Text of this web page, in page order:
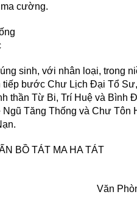
cường.
sinh, với nhân loại, trong
tiếp bước Chư Lịch Đại Tổ
thần Từ Bi, Trí Huệ và
Tăng Thống và Chư Tôn
BỒ TÁT MA HA TÁT
Văn